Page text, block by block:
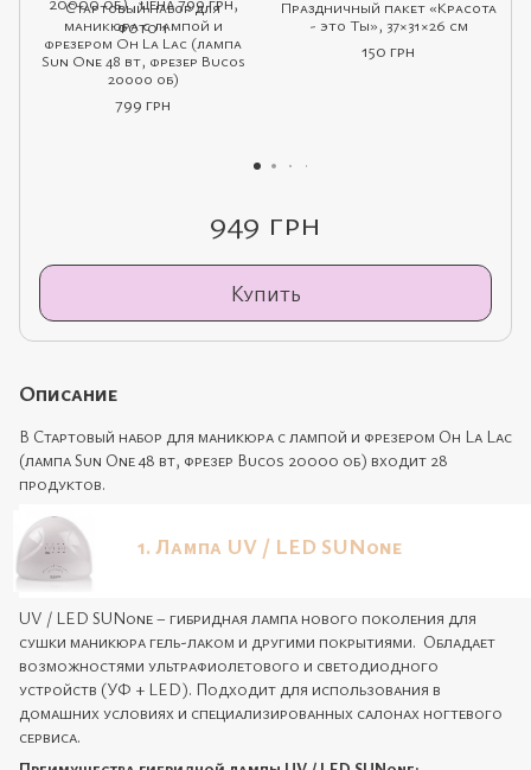
Стартовый набор для
маникюра с лампой и
фрезером Oh La Lac (лампа
Sun One 48 вт, фрезер Bucos
20000 об)
799 грн
Праздничный пакет «Красота
- это Ты», 37×31×26 см
150 грн
949 грн
Купить
Описание
В Стартовый набор для маникюра с лампой и фрезером Oh La Lac
(лампа Sun One 48 вт, фрезер Bucos 20000 об) входит 28
продуктов.
1. Лампа UV / LED SUNone
UV / LED SUNone – гибридная лампа нового поколения для
сушки маникюра гель-лаком и другими покрытиями. Обладает
возможностями ультрафиолетового и светодиодного
устройств (УФ + LED). Подходит для использования в
домашних условиях и специализированных салонах ногтевого
сервиса.